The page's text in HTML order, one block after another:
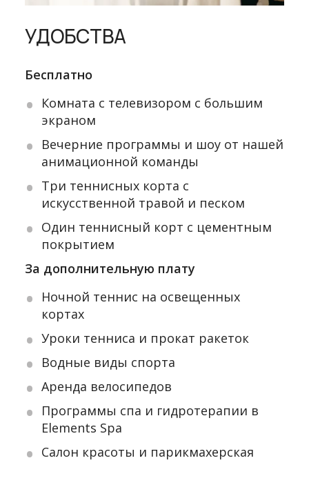
УДОБСТВА
Бесплатно
Комната с телевизором с большим
экраном
Вечерние программы и шоу от нашей
анимационной команды
Три теннисных корта с
искусственной травой и песком
Один теннисный корт с цементным
покрытием
За дополнительную плату
Ночной теннис на освещенных
кортах
Уроки тенниса и прокат ракеток
Водные виды спорта
Аренда велосипедов
Программы спа и гидротерапии в
Elements Spa
Салон красоты и парикмахерская